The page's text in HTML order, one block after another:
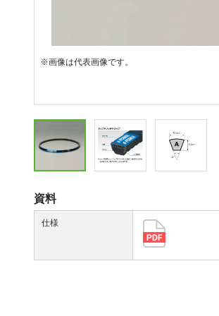
※画像は代表画像です。
資料
仕様